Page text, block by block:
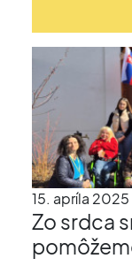
15. apríla 2025
Zo srdca